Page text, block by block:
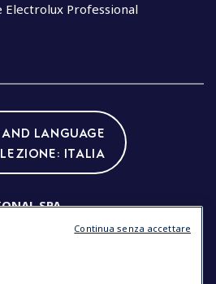
Electrolux Professional
LANGUAGE
ITALIA
SPA
15, 33170 Pordenone (Italia) Codice
Continua senza accettare